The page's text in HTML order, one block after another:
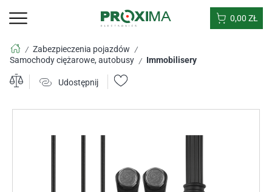
0,00 ZŁ
/ Zabezpieczenia pojazdów /
Samochody ciężarowe, autobusy / Immobilisery
Udostępnij